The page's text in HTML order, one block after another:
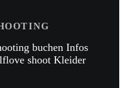
buchen Infos
shoot Kleider